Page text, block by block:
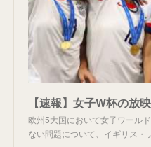
欧州5大国において女子ワール
ない問題について、イギリス・